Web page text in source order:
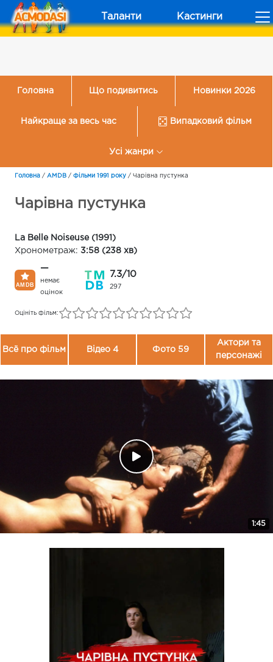
Таланти Кастинги
Головна Що подивитись Новинки 2026
Найкраще за весь час Випадковий фільм
Усі жанри
Головна / AMDB / Фільми 1991 року / Чарівна пустунка
Чарівна пустунка
La Belle Noiseuse (1991)
Хронометраж: 3:58 (238 хв)
—
немає
оцінок
7.3/10
297
Оцініть фільм:
Всё про фільм Відео 4 Фото 59
Актори та
персонажі
1:45